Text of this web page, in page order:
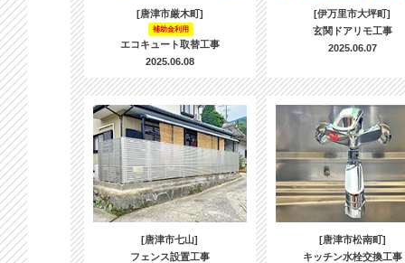
[唐津市厳木町]
補助金利用
エコキュート取替工事
2025.06.08
[伊万里市大坪町]
玄関ドアリモ工事
2025.06.07
[唐津市七山]
フェンス設置工事
[唐津市松南町]
キッチン水栓交換工事